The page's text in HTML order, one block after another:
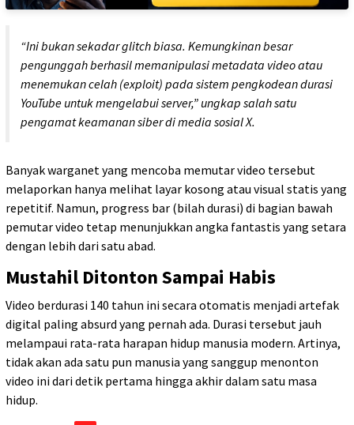
“Ini bukan sekadar glitch biasa. Kemungkinan besar
pengunggah berhasil memanipulasi metadata video atau
menemukan celah (exploit) pada sistem pengkodean durasi
YouTube untuk mengelabui server,” ungkap salah satu
pengamat keamanan siber di media sosial X.
Banyak warganet yang mencoba memutar video tersebut
melaporkan hanya melihat layar kosong atau visual statis yang
repetitif. Namun, progress bar (bilah durasi) di bagian bawah
pemutar video tetap menunjukkan angka fantastis yang setara
dengan lebih dari satu abad.
Mustahil Ditonton Sampai Habis
Video berdurasi 140 tahun ini secara otomatis menjadi artefak
digital paling absurd yang pernah ada. Durasi tersebut jauh
melampaui rata-rata harapan hidup manusia modern. Artinya,
tidak akan ada satu pun manusia yang sanggup menonton
video ini dari detik pertama hingga akhir dalam satu masa
hidup.